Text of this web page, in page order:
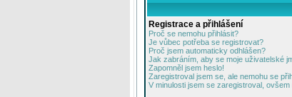
Registrace a přihlášení
Proč se nemohu přihlásit?
Je vůbec potřeba se registrovat?
Proč jsem automaticky odhlášen?
Jak zabráním, aby se moje uživatelské
Zapomněl jsem heslo!
Zaregistroval jsem se, ale nemohu se
V minulosti jsem se zaregistroval,